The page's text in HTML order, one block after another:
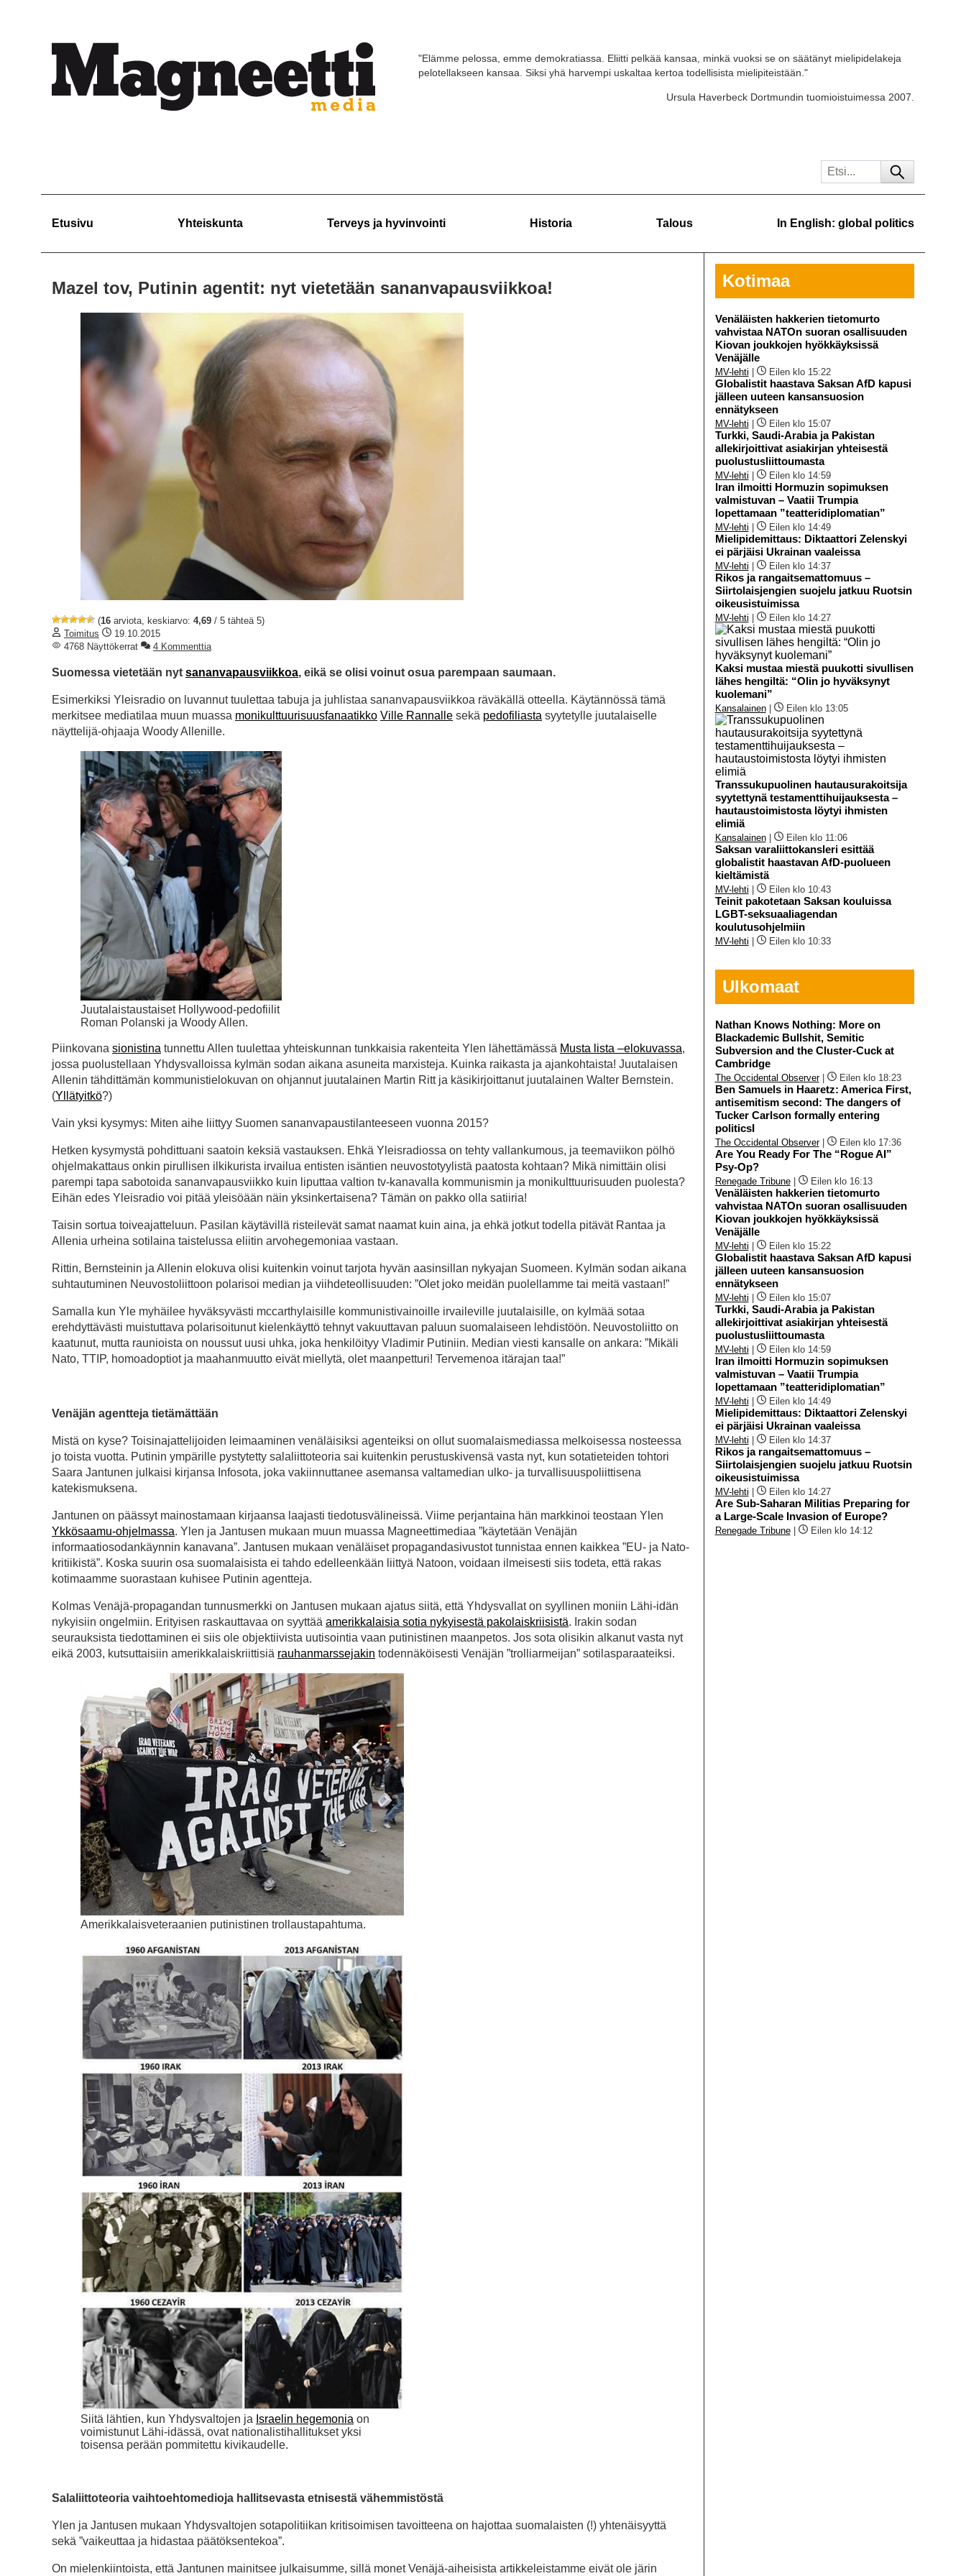
"Elämme pelossa, emme demokratiassa. Eliitti pelkää kansaa, minkä vuoksi se on säätänyt mielipidelakeja
pelotellakseen kansaa. Siksi yhä harvempi uskaltaa kertoa todellisista mielipiteistään."
Ursula Haverbeck Dortmundin tuomioistuimessa 2007.
Etusivu Yhteiskunta Terveys ja hyvinvointi Historia Talous In English: global politics
Mazel tov, Putinin agentit: nyt vietetään sananvapausviikkoa!
(16 arviota, keskiarvo: 4,69 / 5 tähteä 5)
Toimitus
19.10.2015
4768 Näyttökerrat
4 Kommenttia
Suomessa vietetään nyt sananvapausviikkoa, eikä se olisi voinut osua parempaan saumaan.
Esimerkiksi Yleisradio on luvannut tuulettaa tabuja ja juhlistaa sananvapausviikkoa räväkällä otteella. Käytännössä tämä
merkitsee mediatilaa muun muassa monikulttuurisuusfanaatikko Ville Rannalle sekä pedofiliasta syytetylle juutalaiselle
näyttelijä-ohjaaja Woody Allenille.
Juutalaistaustaiset Hollywood-pedofiilit
Roman Polanski ja Woody Allen.
Piinkovana sionistina tunnettu Allen tuulettaa yhteiskunnan tunkkaisia rakenteita Ylen lähettämässä Musta lista –elokuvassa,
jossa puolustellaan Yhdysvalloissa kylmän sodan aikana asuneita marxisteja. Kuinka raikasta ja ajankohtaista! Juutalaisen
Allenin tähdittämän kommunistielokuvan on ohjannut juutalainen Martin Ritt ja käsikirjoittanut juutalainen Walter Bernstein.
(Yllätyitkö?)
Vain yksi kysymys: Miten aihe liittyy Suomen sananvapaustilanteeseen vuonna 2015?
Hetken kysymystä pohdittuani saatoin keksiä vastauksen. Ehkä Yleisradiossa on tehty vallankumous, ja teemaviikon pölhö
ohjelmakattaus onkin pirullisen ilkikurista irvailua entisten isäntien neuvostotyylistä paatosta kohtaan? Mikä nimittäin olisi
parempi tapa sabotoida sananvapausviikko kuin liputtaa valtion tv-kanavalla kommunismin ja monikulttuurisuuden puolesta?
Eihän edes Yleisradio voi pitää yleisöään näin yksinkertaisena? Tämän on pakko olla satiiria!
Taisin sortua toiveajatteluun. Pasilan käytävillä risteilevät samat naamat kuin aina, ja ehkä jotkut todella pitävät Rantaa ja
Allenia urheina sotilaina taistelussa eliitin arvohegemoniaa vastaan.
Rittin, Bernsteinin ja Allenin elokuva olisi kuitenkin voinut tarjota hyvän aasinsillan nykyajan Suomeen. Kylmän sodan aikana
suhtautuminen Neuvostoliittoon polarisoi median ja viihdeteollisuuden: ”Olet joko meidän puolellamme tai meitä vastaan!”
Samalla kun Yle myhäilee hyväksyvästi mccarthylaisille kommunistivainoille irvaileville juutalaisille, on kylmää sotaa
erehdyttävästi muistuttava polarisoitunut kielenkäyttö tehnyt vakuuttavan paluun suomalaiseen lehdistöön. Neuvostoliitto on
kaatunut, mutta raunioista on noussut uusi uhka, joka henkilöityy Vladimir Putiniin. Median viesti kansalle on ankara: ”Mikäli
Nato, TTIP, homoadoptiot ja maahanmuutto eivät miellytä, olet maanpetturi! Tervemenoa itärajan taa!”
Venäjän agentteja tietämättään
Mistä on kyse? Toisinajattelijoiden leimaaminen venäläisiksi agenteiksi on ollut suomalaismediassa melkoisessa nosteessa
jo toista vuotta. Putinin ympärille pystytetty salaliittoteoria sai kuitenkin perustuskivensä vasta nyt, kun sotatieteiden tohtori
Saara Jantunen julkaisi kirjansa Infosota, joka vakiinnuttanee asemansa valtamedian ulko- ja turvallisuuspoliittisena
katekismuksena.
Jantunen on päässyt mainostamaan kirjaansa laajasti tiedotusvälineissä. Viime perjantaina hän markkinoi teostaan Ylen
Ykkösaamu-ohjelmassa. Ylen ja Jantusen mukaan muun muassa Magneettimediaa ”käytetään Venäjän
informaatiosodankäynnin kanavana”. Jantusen mukaan venäläiset propagandasivustot tunnistaa ennen kaikkea ”EU- ja Nato-
kritiikistä”. Koska suurin osa suomalaisista ei tahdo edelleenkään liittyä Natoon, voidaan ilmeisesti siis todeta, että rakas
kotimaamme suorastaan kuhisee Putinin agentteja.
Kolmas Venäjä-propagandan tunnusmerkki on Jantusen mukaan ajatus siitä, että Yhdysvallat on syyllinen moniin Lähi-idän
nykyisiin ongelmiin. Erityisen raskauttavaa on syyttää amerikkalaisia sotia nykyisestä pakolaiskriisistä. Irakin sodan
seurauksista tiedottaminen ei siis ole objektiivista uutisointia vaan putinistinen maanpetos. Jos sota olisikin alkanut vasta nyt
eikä 2003, kutsuttaisiin amerikkalaiskriittisiä rauhanmarssejakin todennäköisesti Venäjän ”trolliarmeijan” sotilasparaateiksi.
Amerikkalaisveteraanien putinistinen trollaustapahtuma.
Siitä lähtien, kun Yhdysvaltojen ja Israelin hegemonia on
voimistunut Lähi-idässä, ovat nationalistihallitukset yksi
toisensa perään pommitettu kivikaudelle.
Salaliittoteoria vaihtoehtomedioja hallitsevasta etnisestä vähemmistöstä
Ylen ja Jantusen mukaan Yhdysvaltojen sotapolitiikan kritisoimisen tavoitteena on hajottaa suomalaisten (!) yhtenäisyyttä
sekä ”vaikeuttaa ja hidastaa päätöksentekoa”.
On mielenkiintoista, että Jantunen mainitsee julkaisumme, sillä monet Venäjä-aiheisista artikkeleistamme eivät ole järin
Kotimaa
Venäläisten hakkerien tietomurto
vahvistaa NATOn suoran osallisuuden
Kiovan joukkojen hyökkäyksissä
Venäjälle
MV-lehti Eilen klo 15:22
Globalistit haastava Saksan AfD kapusi
jälleen uuteen kansansuosion
ennätykseen
MV-lehti Eilen klo 15:07
Turkki, Saudi-Arabia ja Pakistan
allekirjoittivat asiakirjan yhteisestä
puolustusliittoumasta
MV-lehti Eilen klo 14:59
Iran ilmoitti Hormuzin sopimuksen
valmistuvan – Vaatii Trumpia
lopettamaan ”teatteridiplomatian”
MV-lehti Eilen klo 14:49
Mielipidemittaus: Diktaattori Zelenskyi
ei pärjäisi Ukrainan vaaleissa
MV-lehti Eilen klo 14:37
Rikos ja rangaitsemattomuus –
Siirtolaisjengien suojelu jatkuu Ruotsin
oikeusistuimissa
MV-lehti Eilen klo 14:27
Kaksi mustaa miestä puukotti sivullisen
lähes hengiltä: “Olin jo hyväksynyt
kuolemani”
Kansalainen| Eilen klo 13:05
Transsukupuolinen hautausurakoitsija
syytettynä testamenttihuijauksesta –
hautaustoimistosta löytyi ihmisten
elimiä
Kansalainen| Eilen klo 11:06
Saksan varaliittokansleri esittää
globalistit haastavan AfD-puolueen
kieltämistä
MV-lehti Eilen klo 10:43
Teinit pakotetaan Saksan kouluissa
LGBT-seksuaaliagendan
koulutusohjelmiin
MV-lehti Eilen klo 10:33
Ulkomaat
Nathan Knows Nothing: More on
Blackademic Bullshit, Semitic
Subversion and the Cluster-Cuck at
Cambridge
The Occidental Observer| Eilen klo 18:23
Ben Samuels in Haaretz: America First,
antisemitism second: The dangers of
Tucker Carlson formally entering
politicsI
The Occidental Observer| Eilen klo 17:36
Are You Ready For The “Rogue AI”
Psy-Op?
Renegade Tribune| Eilen klo 16:13
Venäläisten hakkerien tietomurto
vahvistaa NATOn suoran osallisuuden
Kiovan joukkojen hyökkäyksissä
Venäjälle
MV-lehti Eilen klo 15:22
Globalistit haastava Saksan AfD kapusi
jälleen uuteen kansansuosion
ennätykseen
MV-lehti Eilen klo 15:07
Turkki, Saudi-Arabia ja Pakistan
allekirjoittivat asiakirjan yhteisestä
puolustusliittoumasta
MV-lehti Eilen klo 14:59
Iran ilmoitti Hormuzin sopimuksen
valmistuvan – Vaatii Trumpia
lopettamaan ”teatteridiplomatian”
MV-lehti Eilen klo 14:49
Mielipidemittaus: Diktaattori Zelenskyi
ei pärjäisi Ukrainan vaaleissa
MV-lehti Eilen klo 14:37
Rikos ja rangaitsemattomuus –
Siirtolaisjengien suojelu jatkuu Ruotsin
oikeusistuimissa
MV-lehti Eilen klo 14:27
Are Sub-Saharan Militias Preparing for
a Large-Scale Invasion of Europe?
Renegade Tribune| Eilen klo 14:12